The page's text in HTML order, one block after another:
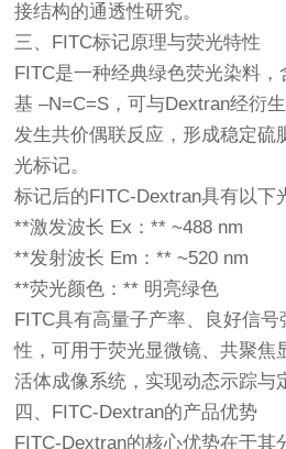
接结构的通透性研究。
三、FITC标记原理与荧光特性
FITC是一种经典绿色荧光染料
基 –N=C=S，可与Dextran经衍
发生共价偶联反应，形成稳定硫
光标记。
标记后的FITC-Dextran具有以下
**激发波长 Ex：** ~488 nm
**发射波长 Em：** ~520 nm
**荧光颜色：** 明亮绿色
FITC具有高量子产率、良好信
性，可用于荧光显微镜、共聚焦
活体成像系统，实现动态示踪与
四、FITC-Dextran的产品优势
FITC-Dextran的核心优势在于其